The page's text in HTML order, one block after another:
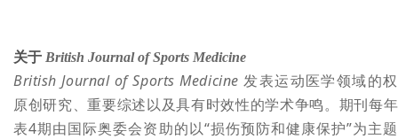
关于 British Journal of Sports Medicine
British Journal of Sports Medicine发表运动医学领域的
原创研究、重要综述以及具有时效性的学术争鸣。期刊每
表4期由国际奥委会资助的以“损伤预防和健康保护”为主